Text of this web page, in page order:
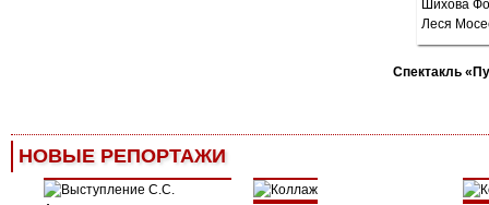
Спектакль
НОВЫЕ РЕПОРТАЖИ